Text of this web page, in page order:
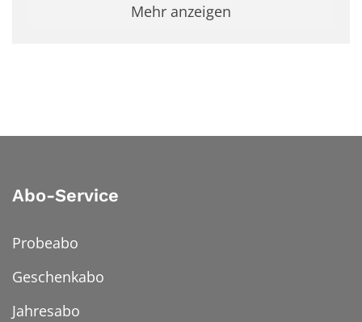
Mehr anzeigen
Abo-Service
Probeabo
Geschenkabo
Jahresabo